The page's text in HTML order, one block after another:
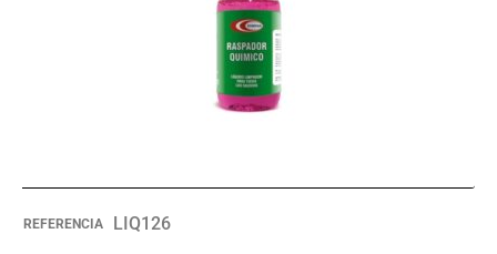
REFERENCIA LIQ126